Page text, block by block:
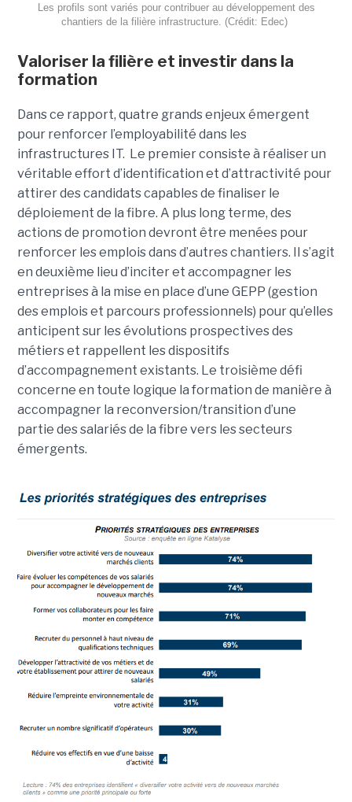
Les profils sont variés pour contribuer au développement des
chantiers de la filière infrastructure. (Crédit: Edec)
Valoriser la filière et investir dans la
formation
Dans ce rapport, quatre grands enjeux émergent
pour renforcer l’employabilité dans les
infrastructures IT. Le premier consiste à réaliser un
véritable effort d’identification et d’attractivité pour
attirer des candidats capables de finaliser le
déploiement de la fibre. A plus long terme, des
actions de promotion devront être menées pour
renforcer les emplois dans d’autres chantiers. Il s’agit
en deuxième lieu d’inciter et accompagner les
entreprises à la mise en place d’une GEPP (gestion
des emplois et parcours professionnels) pour qu’elles
anticipent sur les évolutions prospectives des
métiers et rappellent les dispositifs
d’accompagnement existants. Le troisième défi
concerne en toute logique la formation de manière à
accompagner la reconversion/transition d’une
partie des salariés de la fibre vers les secteurs
émergents.